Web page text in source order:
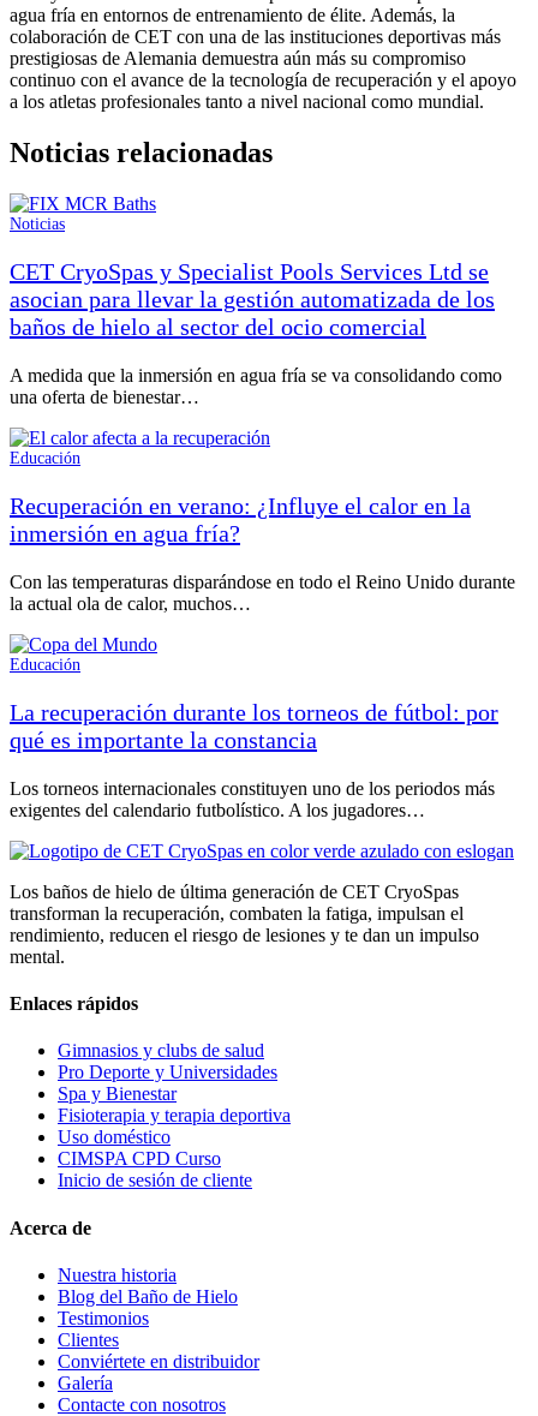
agua fría en entornos de entrenamiento de élite. Además, la
colaboración de CET con una de las instituciones deportivas más
prestigiosas de Alemania demuestra aún más su compromiso
continuo con el avance de la tecnología de recuperación y el apoyo
a los atletas profesionales tanto a nivel nacional como mundial.
Noticias relacionadas
Noticias
CET CryoSpas y Specialist Pools Services Ltd se
asocian para llevar la gestión automatizada de los
baños de hielo al sector del ocio comercial
A medida que la inmersión en agua fría se va consolidando como
una oferta de bienestar…
Educación
Recuperación en verano: ¿Influye el calor en la
inmersión en agua fría?
Con las temperaturas disparándose en todo el Reino Unido durante
la actual ola de calor, muchos…
Educación
La recuperación durante los torneos de fútbol: por
qué es importante la constancia
Los torneos internacionales constituyen uno de los periodos más
exigentes del calendario futbolístico. A los jugadores…
Los baños de hielo de última generación de CET CryoSpas
transforman la recuperación, combaten la fatiga, impulsan el
rendimiento, reducen el riesgo de lesiones y te dan un impulso
mental.
Enlaces rápidos
Gimnasios y clubs de salud
Pro Deporte y Universidades
Spa y Bienestar
Fisioterapia y terapia deportiva
Uso doméstico
CIMSPA CPD Curso
Inicio de sesión de cliente
Acerca de
Nuestra historia
Blog del Baño de Hielo
Testimonios
Clientes
Conviértete en distribuidor
Galería
Contacte con nosotros